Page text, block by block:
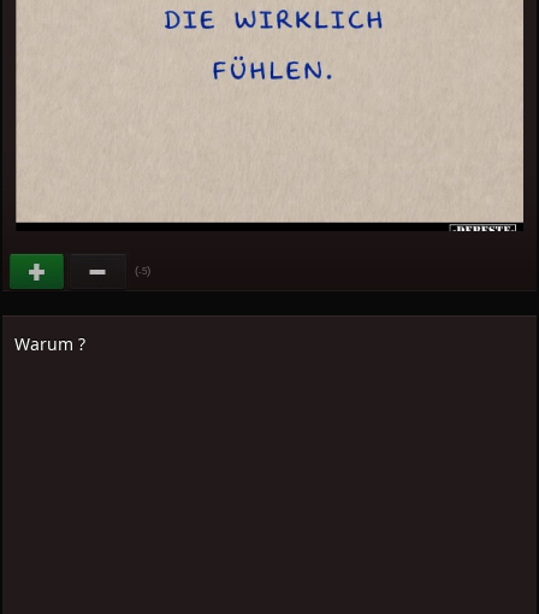
(-5)
Warum ?